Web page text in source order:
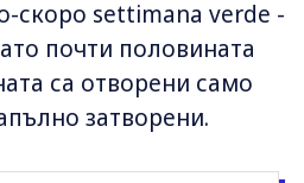
скоро settimana verde -
почти половината
са отворени само
затворени.